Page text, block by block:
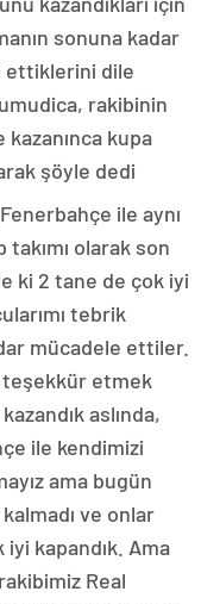
sonuna kadar
ettiklerini dile
rakibinin
kupa
şöyle dedi
ile aynı
olarak son
ki 2 tane de çok iyi
tebrik
mücadele ettiler.
etmek
aslında,
ile kendimizi
ama bugün
ve onlar
kapandık. Ama
Real